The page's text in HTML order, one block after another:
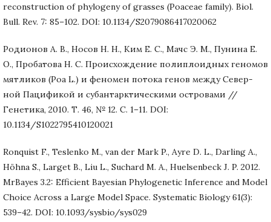
reconstruction of phylogeny of grasses (Poaceae family). Biol.
Bull. Rev. 7: 85–102. DOI: 10.1134/S2079086417020062
Родионов А. В., Носов Н. Н., Ким Е. С., Мачс Э. М., Пунина Е.
О., Пробатова Н. С. Происхождение полиплоидных геномов
мятликов (Poa L.) и феномен потока генов между Север-
ной Пацификой и субантарктическими островами //
Генетика, 2010. Т. 46, № 12. С. 1–11. DOI:
10.1134/S1022795410120021
Ronquist F., Teslenko M., van der Mark P., Ayre D. L., Darling A.,
Höhna S., Larget B., Liu L., Suchard M. A., Huelsenbeck J. P. 2012.
MrBayes 3.2: Efficient Bayesian Phylogenetic Inference and Model
Choice Across a Large Model Space. Systematic Biology 61(3):
539–42. DOI: 10.1093/sysbio/sys029